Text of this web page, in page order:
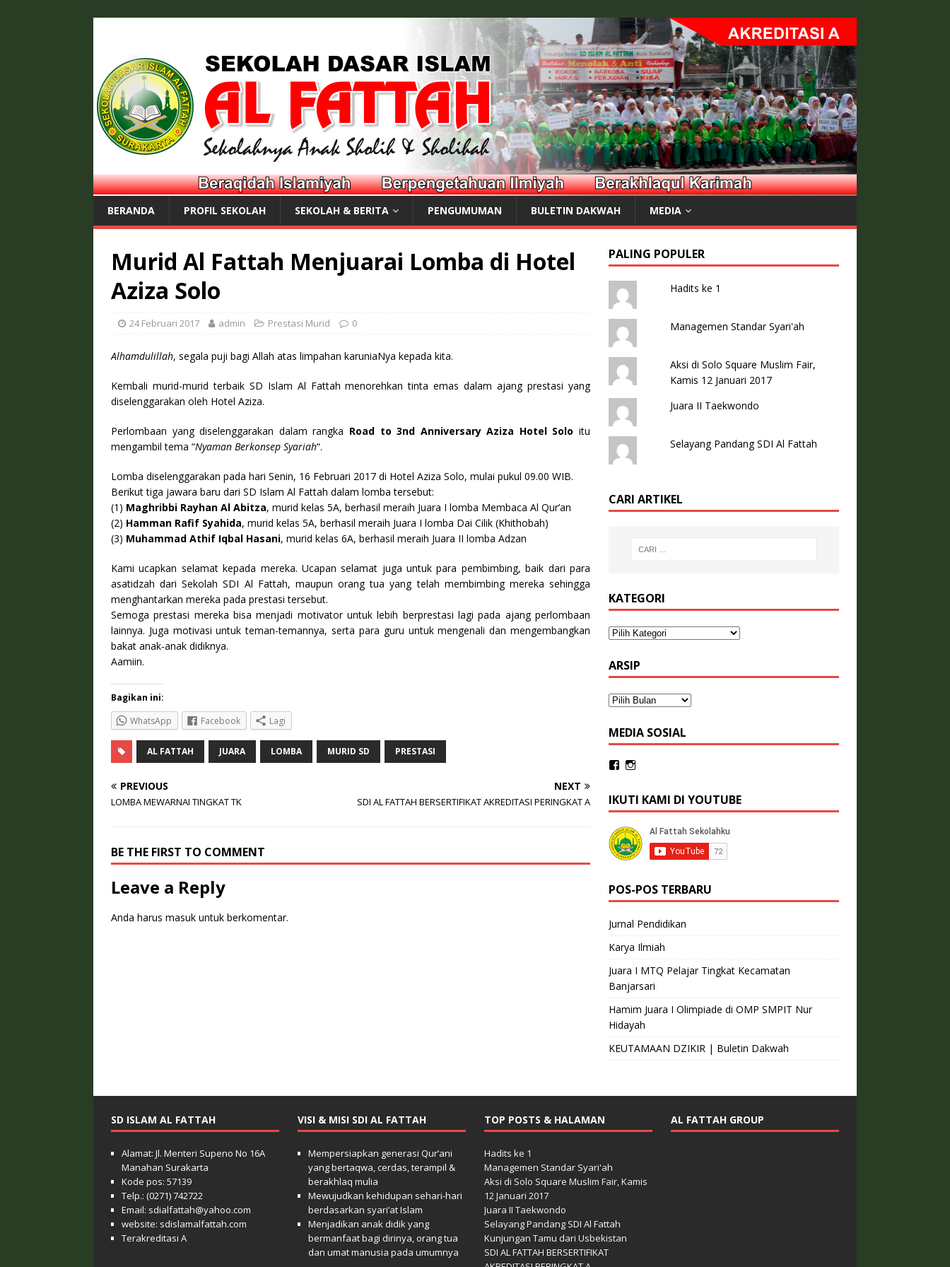
BERANDA PROFIL SEKOLAH SEKOLAH & BERITA PENGUMUMAN BULETIN DAKWAH MEDIA
Murid Al Fattah Menjuarai Lomba di Hotel
Aziza Solo
24 Februari 2017 admin Prestasi Murid 0
Alhamdulillah, segala puji bagi Allah atas limpahan karuniaNya kepada kita.
Kembali murid-murid terbaik SD Islam Al Fattah menorehkan tinta emas dalam ajang prestasi yang
diselenggarakan oleh Hotel Aziza.
Perlombaan yang diselenggarakan dalam rangka Road to 3nd Anniversary Aziza Hotel Solo itu
mengambil tema “Nyaman Berkonsep Syariah“.
Lomba diselenggarakan pada hari Senin, 16 Februari 2017 di Hotel Aziza Solo, mulai pukul 09.00 WIB.
Berikut tiga jawara baru dari SD Islam Al Fattah dalam lomba tersebut:
(1) Maghribbi Rayhan Al Abitza, murid kelas 5A, berhasil meraih Juara I lomba Membaca Al Qur’an
(2) Hamman Rafif Syahida, murid kelas 5A, berhasil meraih Juara I lomba Dai Cilik (Khithobah)
(3) Muhammad Athif Iqbal Hasani, murid kelas 6A, berhasil meraih Juara II lomba Adzan
Kami ucapkan selamat kepada mereka. Ucapan selamat juga untuk para pembimbing, baik dari para
asatidzah dari Sekolah SDI Al Fattah, maupun orang tua yang telah membimbing mereka sehingga
menghantarkan mereka pada prestasi tersebut.
Semoga prestasi mereka bisa menjadi motivator untuk lebih berprestasi lagi pada ajang perlombaan
lainnya. Juga motivasi untuk teman-temannya, serta para guru untuk mengenali dan mengembangkan
bakat anak-anak didiknya.
Aamiin.
Bagikan ini:
WhatsApp
Facebook Lagi
AL FATTAH JUARA LOMBA MURID SD PRESTASI
PREVIOUS
LOMBA MEWARNAI TINGKAT TK
NEXT
SDI AL FATTAH BERSERTIFIKAT AKREDITASI PERINGKAT A
BE THE FIRST TO COMMENT
Leave a Reply
Anda harus masuk untuk berkomentar.
PALING POPULER
Hadits ke 1
Managemen Standar Syari'ah
Aksi di Solo Square Muslim Fair,
Kamis 12 Januari 2017
Juara II Taekwondo
Selayang Pandang SDI Al Fattah
CARI ARTIKEL
KATEGORI
ARSIP
MEDIA SOSIAL
IKUTI KAMI DI YOUTUBE
POS-POS TERBARU
Jurnal Pendidikan
Karya Ilmiah
Juara I MTQ Pelajar Tingkat Kecamatan
Banjarsari
Hamim Juara I Olimpiade di OMP SMPIT Nur
Hidayah
KEUTAMAAN DZIKIR | Buletin Dakwah
SD ISLAM AL FATTAH
Alamat: Jl. Menteri Supeno No 16A
Manahan Surakarta
Kode pos: 57139
Telp.: (0271) 742722
Email: sdialfattah@yahoo.com
website: sdislamalfattah.com
Terakreditasi A
VISI & MISI SDI AL FATTAH
Mempersiapkan generasi Qur’ani
yang bertaqwa, cerdas, terampil &
berakhlaq mulia
Mewujudkan kehidupan sehari-hari
berdasarkan syari’at Islam
Menjadikan anak didik yang
bermanfaat bagi dirinya, orang tua
dan umat manusia pada umumnya
TOP POSTS & HALAMAN
Hadits ke 1
Managemen Standar Syari'ah
Aksi di Solo Square Muslim Fair, Kamis
12 Januari 2017
Juara II Taekwondo
Selayang Pandang SDI Al Fattah
Kunjungan Tamu dari Usbekistan
SDI AL FATTAH BERSERTIFIKAT
AL FATTAH GROUP